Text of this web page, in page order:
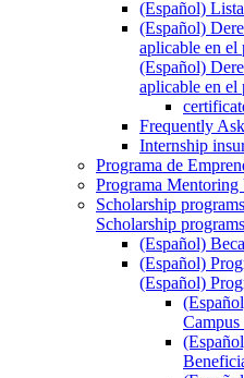
(Español)
(Español)
aplicable en el
(Español)
aplicable en el
Frequently
Internship
Programa de
Programa
Scholarship
Scholarship
(Español)
(Español)
(Español)
Campus